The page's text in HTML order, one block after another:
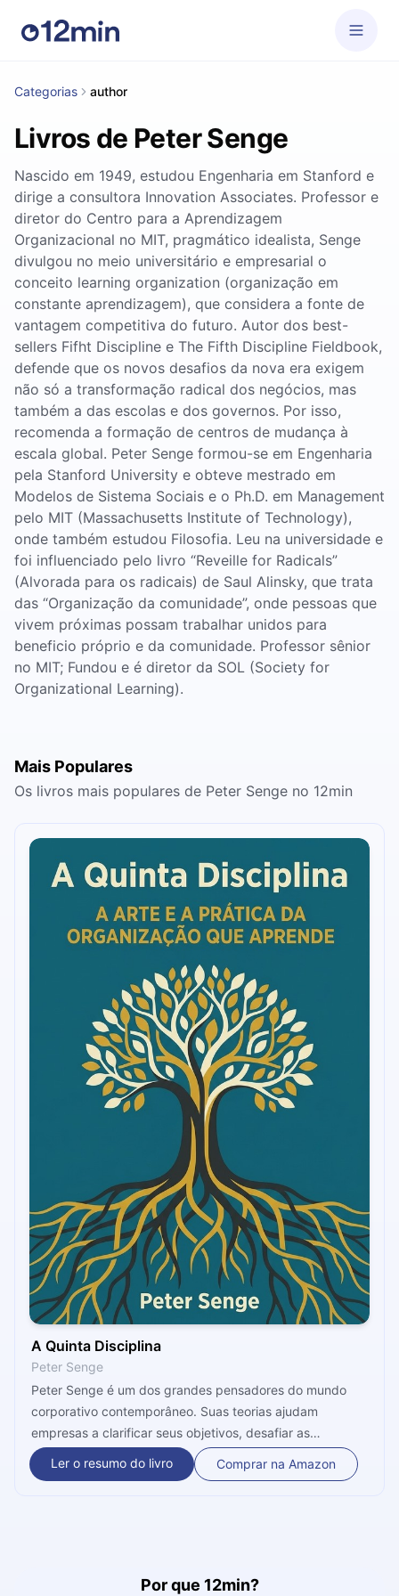
Categorias author
Livros de Peter Senge
Nascido em 1949, estudou Engenharia em Stanford e
dirige a consultora Innovation Associates. Professor e
diretor do Centro para a Aprendizagem
Organizacional no MIT, pragmático idealista, Senge
divulgou no meio universitário e empresarial o
conceito learning organization (organização em
constante aprendizagem), que considera a fonte de
vantagem competitiva do futuro. Autor dos best-
sellers Fifht Discipline e The Fifth Discipline Fieldbook,
defende que os novos desafios da nova era exigem
não só a transformação radical dos negócios, mas
também a das escolas e dos governos. Por isso,
recomenda a formação de centros de mudança à
escala global. Peter Senge formou-se em Engenharia
pela Stanford University e obteve mestrado em
Modelos de Sistema Sociais e o Ph.D. em Management
pelo MIT (Massachusetts Institute of Technology),
onde também estudou Filosofia. Leu na universidade e
foi influenciado pelo livro “Reveille for Radicals”
(Alvorada para os radicais) de Saul Alinsky, que trata
das “Organização da comunidade”, onde pessoas que
vivem próximas possam trabalhar unidos para
beneficio próprio e da comunidade. Professor sênior
no MIT; Fundou e é diretor da SOL (Society for
Organizational Learning).
Mais Populares
Os livros mais populares de Peter Senge no 12min
A Quinta Disciplina
Peter Senge
Peter Senge é um dos grandes pensadores do mundo
corporativo contemporâneo. Suas teorias ajudam
empresas a clarificar seus objetivos, desafiar as
probabilidades e encontrar novas oportunidades. Para
ele, em longo prazo, o único diferencial que uma
Ler o resumo do livro Comprar na Amazon
Por que 12min?